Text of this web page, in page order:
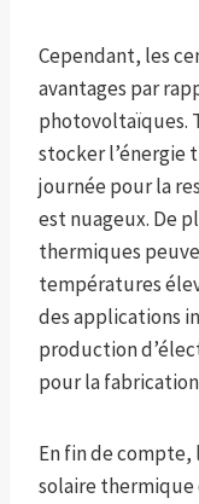
Cependant, les
avantages par
photovoltaïques.
stocker
journée pour la
est nuageux. De
thermiques
températures
des applications
production
pour la
En fin de
solaire